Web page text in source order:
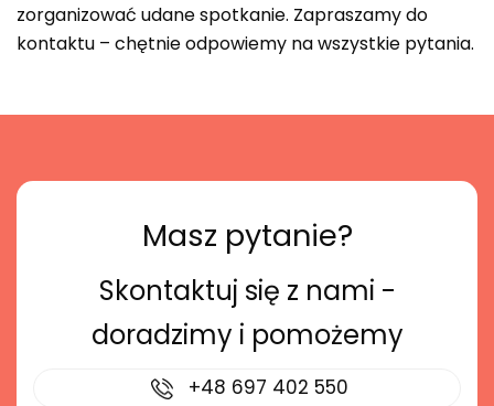
zorganizować udane spotkanie. Zapraszamy do
kontaktu – chętnie odpowiemy na wszystkie pytania.
Masz pytanie?
Skontaktuj się z nami -
doradzimy i pomożemy
+48 697 402 550